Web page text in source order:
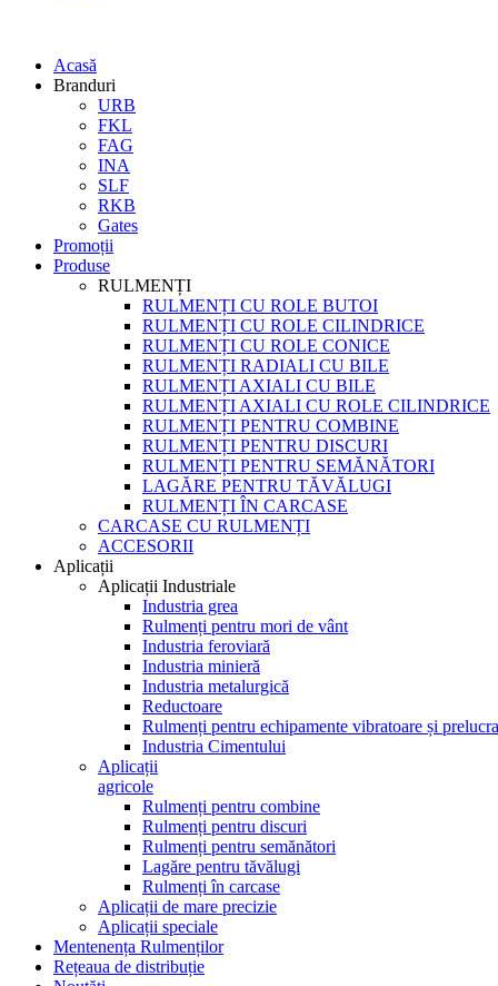
Acasă
Branduri
URB
FKL
FAG
INA
SLF
RKB
Gates
Promoții
Produse
RULMENȚI
RULMENȚI CU ROLE BUTOI
RULMENȚI CU ROLE CILINDRICE
RULMENȚI CU ROLE CONICE
RULMENȚI RADIALI CU BILE
RULMENȚI AXIALI CU BILE
RULMENȚI AXIALI CU ROLE CILINDRICE
RULMENȚI PENTRU COMBINE
RULMENȚI PENTRU DISCURI
RULMENȚI PENTRU SEMĂNĂTORI
LAGĂRE PENTRU TĂVĂLUGI
RULMENȚI ÎN CARCASE
CARCASE CU RULMENȚI
ACCESORII
Aplicații
Aplicații Industriale
Industria grea
Rulmenți pentru mori de vânt
Industria feroviară
Industria minieră
Industria metalurgică
Reductoare
Rulmenți pentru echipamente vibratoare și
Industria Cimentului
Aplicații
agricole
Rulmenți pentru combine
Rulmenți pentru discuri
Rulmenți pentru semănători
Lagăre pentru tăvălugi
Rulmenți în carcase
Aplicații de mare precizie
Aplicații speciale
Mentenența Rulmenților
Rețeaua de distribuție